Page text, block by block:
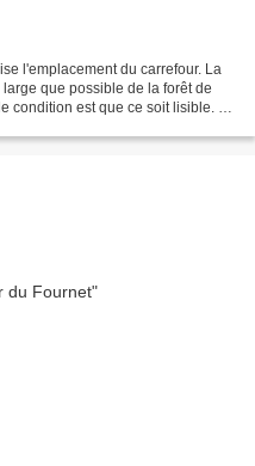
l'emplacement du carrefour. La
que possible de la forêt de
condition est que ce soit lisible. La